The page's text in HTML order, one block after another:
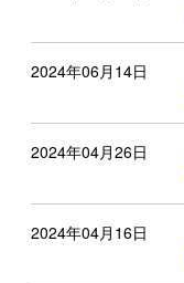
2024年06月14日
2024年04月26日
2024年04月16日